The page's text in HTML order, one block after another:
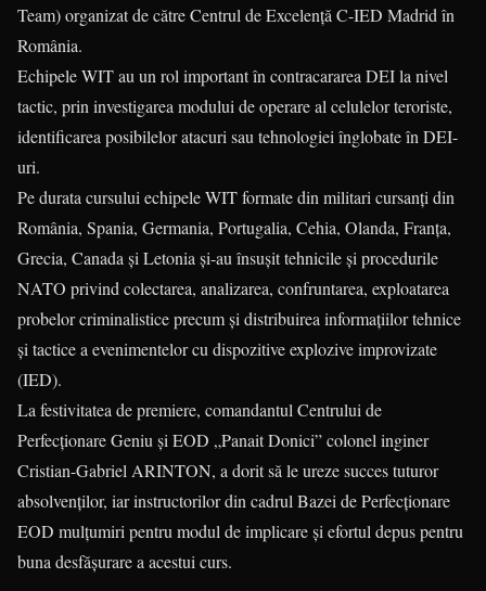
Team) organizat de către Centrul de Excelenţă C-IED Madrid în
România.
Echipele WIT au un rol important în contracararea DEI la nivel
tactic, prin investigarea modului de operare al celulelor teroriste,
identificarea posibilelor atacuri sau tehnologiei înglobate în DEI-
uri.
Pe durata cursului echipele WIT formate din militari cursanți din
România, Spania, Germania, Portugalia, Cehia, Olanda, Franța,
Grecia, Canada și Letonia și-au însușit tehnicile și procedurile
NATO privind colectarea, analizarea, confruntarea, exploatarea
probelor criminalistice precum și distribuirea informațiilor tehnice
și tactice a evenimentelor cu dispozitive explozive improvizate
(IED).
La festivitatea de premiere, comandantul Centrului de
Perfecționare Geniu și EOD „Panait Donici” colonel inginer
Cristian-Gabriel ARINTON, a dorit să le ureze succes tuturor
absolvenților, iar instructorilor din cadrul Bazei de Perfecționare
EOD mulțumiri pentru modul de implicare și efortul depus pentru
buna desfășurare a acestui curs.